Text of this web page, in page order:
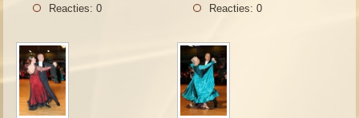
Reacties: 0
Reacties: 0